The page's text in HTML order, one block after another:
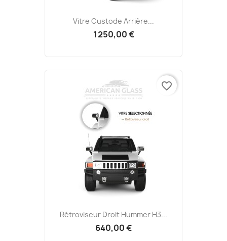
Vitre Custode Arrière...
1 250,00 €
Rétroviseur Droit Hummer H3...
640,00 €
favorite_border